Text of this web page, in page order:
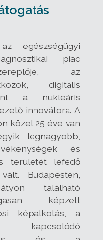
egészségügyi
piac
az
digitális
a nukleáris
innovátora. A
közel 25 éve van
legnagyobb,
és
területét lefedő
Budapesten,
található
képzett
képalkotás, a
kapcsolódó